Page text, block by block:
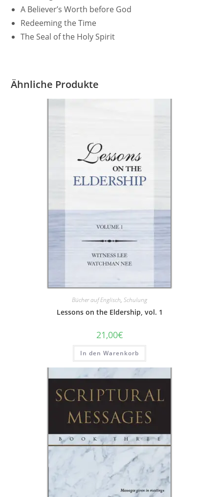
A Believer’s Worth before God
Redeeming the Time
The Seal of the Holy Spirit
Ähnliche Produkte
Bücher auf Englisch, Schulung
Lessons on the Eldership, vol. 1
21,00€
In den Warenkorb